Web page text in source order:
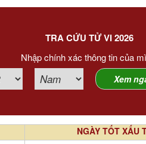
TRA CỨU TỬ VI 2026
Nhập chính xác thông tin của
NGÀY TỐT XẤU